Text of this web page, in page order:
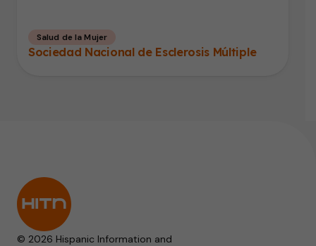
Salud de la Mujer
Sociedad Nacional de Esclerosis Múltiple
© 2026 Hispanic Information and